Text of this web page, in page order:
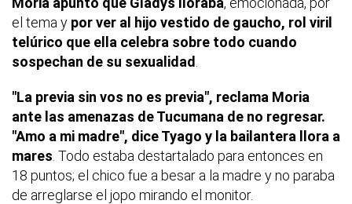
el tema y por ver al hijo vestido de gaucho, rol viril
telúrico que ella celebra sobre todo cuando
sospechan de su sexualidad
"La previa sin vos no es previa", reclama Moria
ante las amenazas de Tucumana de no regresar.
"Amo a mi madre", dice Tyago y la bailantera llora a
mares . Todo estaba destartalado para entonces en
18 puntos; el chico fue a besar a la madre y no paraba
de arreglarse el jopo mirando el monitor.